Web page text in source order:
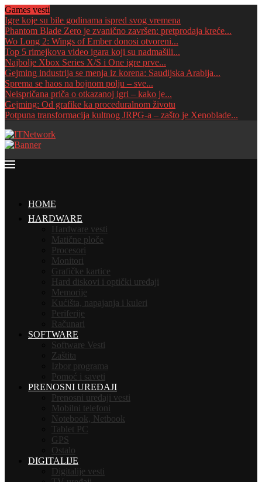
Games vesti
Igre koje su bile godinama ispred svog vremena
Phantom Blade Zero je zvanično završen: pretprodaja kreće...
Wo Long 2: Wings of Ember donosi otvoreni...
Top 5 rimejkova video igara koji su nadmašili...
Najbolje Xbox Series X/S i One igre prve...
Gejming industrija se menja iz korena: Saudijska Arabija...
Sprema se haos na bojnom polju – sve...
Neispričana priča o otkazanoj igri – kako je...
Gejming: Od grafike ka proceduralnom životu
Potpuna transformacija kultnog JRPG-a – zašto je Xenoblade...
HOME
HARDWARE
Hardware vesti
Matične ploče
Procesori
Monitori
Grafičke kartice
Hard diskovi i optički uređaji
Memorije
Kućišta, napajanja i kuleri
Periferije
Računari
SOFTWARE
Software Vesti
Zaštita
Izbor programa
Pomoć i saveti
PRENOSNI UREĐAJI
Prenosni uređaji vesti
Mobilni telefoni
Notebook, Netbook
Tablet PC
GPS
Ostalo
DIGITALIJE
Digitalije vesti